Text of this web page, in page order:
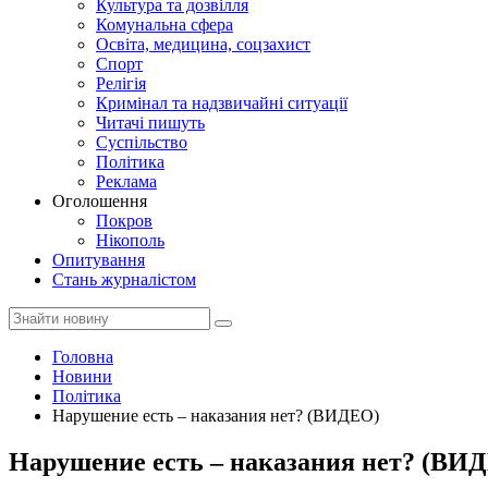
Культура та дозвілля
Комунальна сфера
Освіта, медицина, соцзахист
Спорт
Релігія
Кримінал та надзвичайні ситуації
Читачі пишуть
Суспільство
Політика
Реклама
Оголошення
Покров
Нікополь
Опитування
Стань журналістом
Головна
Новини
Політика
Нарушение есть – наказания нет? (ВИДЕО)
Нарушение есть – наказания нет?